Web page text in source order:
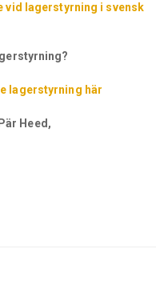
vid lagerstyrning i svensk
lagerstyrning här
Pär Heed,